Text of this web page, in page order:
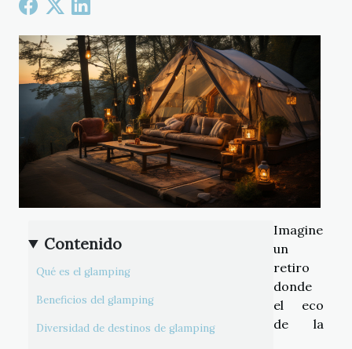
Contenido
Qué es el glamping
Beneficios del glamping
Diversidad de destinos de glamping
Imagine
un
retiro
donde
el eco
de la